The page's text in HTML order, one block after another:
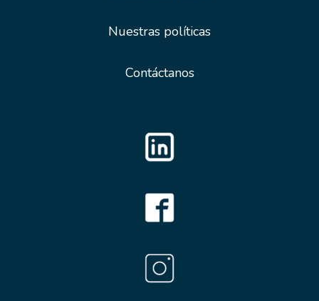
Nuestras políticas
Contáctanos